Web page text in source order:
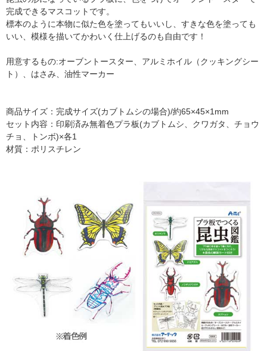
完成できるマスコットです。
標本のように本物に似た色を塗ってもいいし、すきな色を塗っても
いい、模様を描いてかわいく仕上げるのも自由です！
用意するもの:オーブントースター、アルミホイル（クッキングシー
ト）、はさみ、油性マーカー
商品サイズ：完成サイズ(カブトムシの場合)/約65×45×1mm
セット内容：印刷済み無着色プラ板(カブトムシ、クワガタ、チョウ
チョ、トンボ)×各1
材質：ポリスチレン